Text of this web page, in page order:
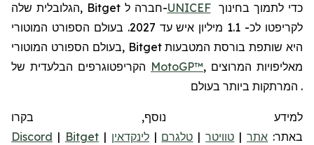
הגלובלית שלה, Bitget חברה ל-UNICEFכדי לתמוך בחינוך
לקריפטו לכ- 1.1 מיליון איש עד 2027. בעולם הספורט המוטורי
בעולם הספורט המוטורי, Bitget היא שותפת בורסת המטבעות
MotoGP™, מאליפויות המרוצים
המרתקות ביותר בעולם.
למידע נוסף, בקרו
באתר: אתר| טוויטר| טלגרם |לינקדאין |
Discord | Bitget